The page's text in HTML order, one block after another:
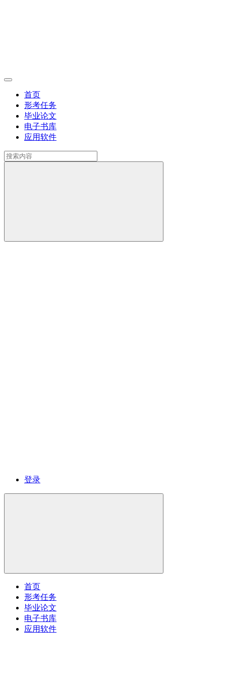
首页
形考任务
毕业论文
电子书库
应用软件
登录
首页
形考任务
毕业论文
电子书库
应用软件